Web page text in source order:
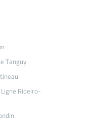
Tanguy
Ribeiro-